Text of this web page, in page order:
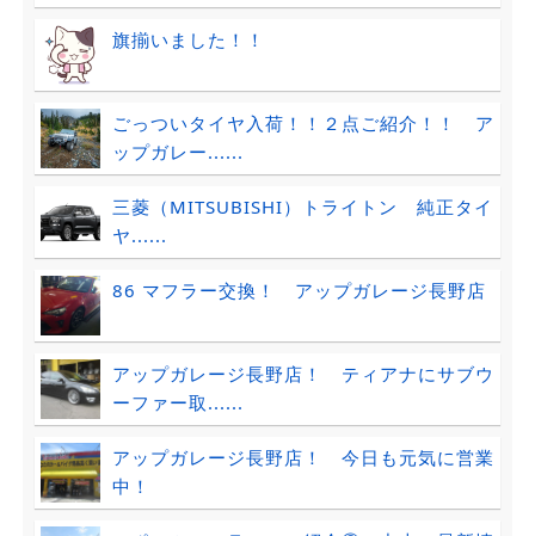
旗揃いました！！
ごっついタイヤ入荷！！２点ご紹介！！ ア
ップガレー......
三菱（MITSUBISHI）トライトン 純正タイ
ヤ......
86 マフラー交換！ アップガレージ長野店
アップガレージ長野店！ ティアナにサブウ
ーファー取......
アップガレージ長野店！ 今日も元気に営業
中！